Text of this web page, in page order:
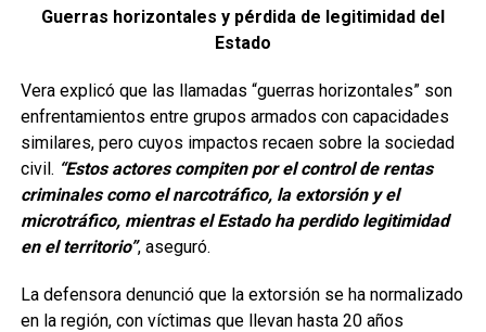
Guerras horizontales y pérdida de legitimidad del
Estado
Vera explicó que las llamadas “guerras horizontales” son
enfrentamientos entre grupos armados con capacidades
similares, pero cuyos impactos recaen sobre la sociedad
civil. “Estos actores compiten por el control de rentas
criminales como el narcotráfico, la extorsión y el
microtráfico, mientras el Estado ha perdido legitimidad
en el territorio”, aseguró.
La defensora denunció que la extorsión se ha normalizado
en la región, con víctimas que llevan hasta 20 años